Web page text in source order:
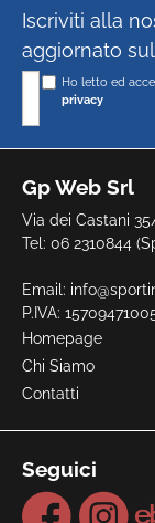
Gp Web Srl
Via dei Castani
Tel: 06 2310844
Email:
P.IVA:
Homepage
Chi Siamo
Contatti
Seguici
Iscriviti alla
aggiornato
Ho letto ed
privacy